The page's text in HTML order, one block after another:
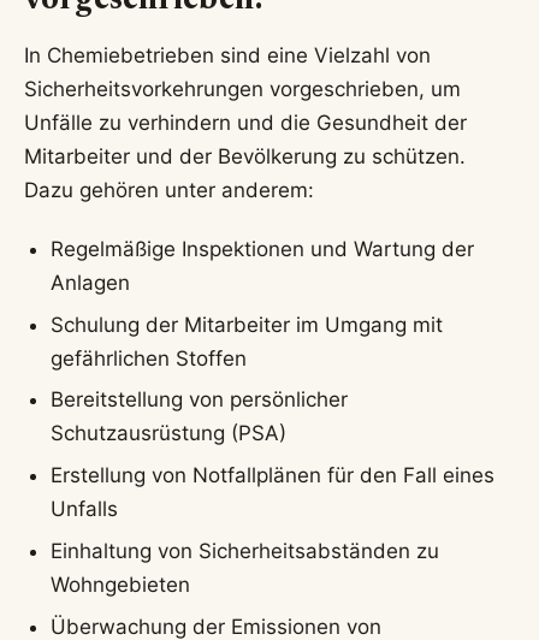
In Chemiebetrieben sind eine Vielzahl von
Sicherheitsvorkehrungen vorgeschrieben, um
Unfälle zu verhindern und die Gesundheit der
Mitarbeiter und der Bevölkerung zu schützen.
Dazu gehören unter anderem:
Regelmäßige Inspektionen und Wartung der
Anlagen
Schulung der Mitarbeiter im Umgang mit
gefährlichen Stoffen
Bereitstellung von persönlicher
Schutzausrüstung (PSA)
Erstellung von Notfallplänen für den Fall eines
Unfalls
Einhaltung von Sicherheitsabständen zu
Wohngebieten
Überwachung der Emissionen von